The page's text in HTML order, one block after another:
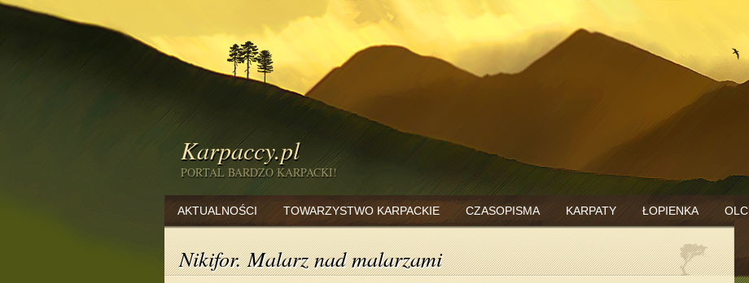
Karpaccy.pl
PORTAL BARDZO KARPACKI!
AKTUALNOŚCI TOWARZYSTWO KARPACKIE CZASOPISMA KARPATY ŁOPIENKA
Nikifor. Malarz nad malarzami